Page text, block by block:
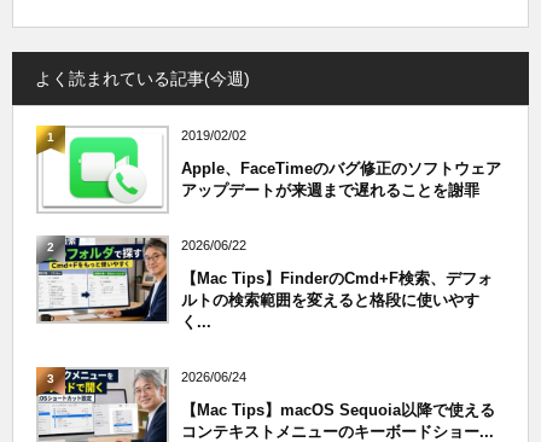
よく読まれている記事(今週)
1 2019/02/02
Apple、FaceTimeのバグ修正のソフトウェア
アップデートが来週まで遅れることを謝罪
2 2026/06/22
【Mac Tips】FinderのCmd+F検索、デフォ
ルトの検索範囲を変えると格段に使いやす
く...
3 2026/06/24
【Mac Tips】macOS Sequoia以降で使える
コンテキストメニューのキーボードショー...